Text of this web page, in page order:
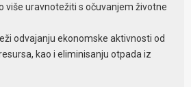
više uravnotežiti s očuvanjem životne
odvajanju ekonomske aktivnosti od
kao i eliminisanju otpada iz